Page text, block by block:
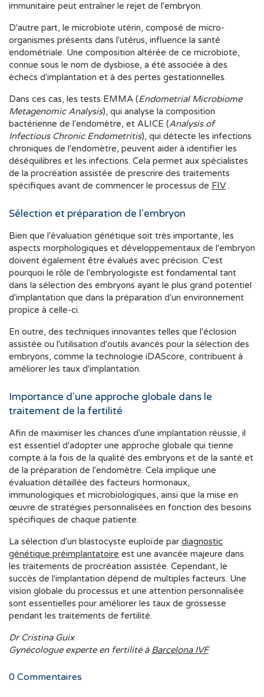
immunitaire peut entraîner le rejet de l'embryon.
D'autre part, le microbiote utérin, composé de micro-
organismes présents dans l'utérus, influence la santé
endométriale. Une composition altérée de ce microbiote,
connue sous le nom de dysbiose, a été associée à des
échecs d'implantation et à des pertes gestationnelles.
Dans ces cas, les tests EMMA (Endometrial Microbiome
Metagenomic Analysis), qui analyse la composition
bactérienne de l'endomètre, et ALICE (Analysis of
Infectious Chronic Endometritis), qui détecte les infections
chroniques de l'endomètre, peuvent aider à identifier les
déséquilibres et les infections. Cela permet aux spécialistes
de la procréation assistée de prescrire des traitements
spécifiques avant de commencer le processus de FIV .
Sélection et préparation de l'embryon
Bien que l'évaluation génétique soit très importante, les
aspects morphologiques et développementaux de l'embryon
doivent également être évalués avec précision. C'est
pourquoi le rôle de l'embryologiste est fondamental tant
dans la sélection des embryons ayant le plus grand potentiel
d'implantation que dans la préparation d'un environnement
propice à celle-ci.
En outre, des techniques innovantes telles que l'éclosion
assistée ou l'utilisation d'outils avancés pour la sélection des
embryons, comme la technologie iDAScore, contribuent à
améliorer les taux d'implantation.
Importance d'une approche globale dans le
traitement de la fertilité
Afin de maximiser les chances d'une implantation réussie, il
est essentiel d'adopter une approche globale qui tienne
compte à la fois de la qualité des embryons et de la santé et
de la préparation de l'endomètre. Cela implique une
évaluation détaillée des facteurs hormonaux,
immunologiques et microbiologiques, ainsi que la mise en
œuvre de stratégies personnalisées en fonction des besoins
spécifiques de chaque patiente.
La sélection d'un blastocyste euploïde par diagnostic
génétique préimplantatoire
les traitements de procréation assistée. Cependant, le
succès de l'implantation dépend de multiples facteurs. Une
vision globale du processus et une attention personnalisée
sont essentielles pour améliorer les taux de grossesse
pendant les traitements de fertilité.
Dr Cristina Guix
Gynécologue experte en fertilité à Barcelona IVF
0 Commentaires